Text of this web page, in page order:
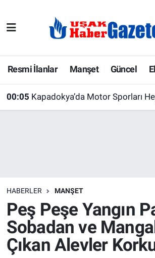
Resmi İlanlar Manşet Güncel
00:05 Kapadokya’da Motor Sporları Heyecanı! Karting
HABERLER MANŞET
Peş Peşe Yangın
Sobadan ve
Çıkan Alevler
E-Gazete
Ekonomi
Köşe Yazarları
Kültür Sanat
Manşet
Uşak Hava Durumu
Uşak Trafik Yoğunluk Haritası